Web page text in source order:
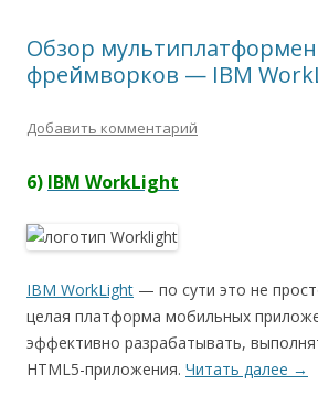
Обзор
фреймворков — IBM
Добавить комментарий
6) IBM WorkLight
IBM WorkLight — по сути это не
целая платформа мобильных
эффективно разрабатывать,
HTML5-приложения. Читать далее →